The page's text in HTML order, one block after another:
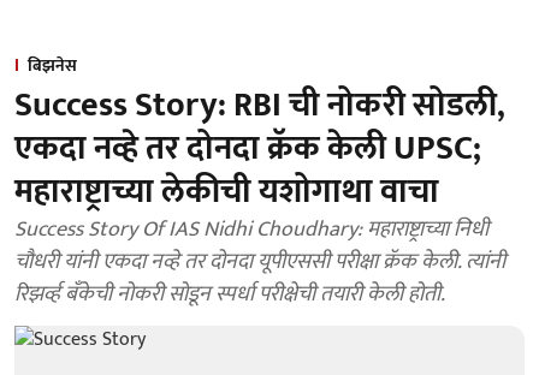
बिझनेस
Success Story: RBI ची नोकरी सोडली,
एकदा नव्हे तर दोनदा क्रॅक केली UPSC;
महाराष्ट्राच्या लेकीची यशोगाथा वाचा
Success Story Of IAS Nidhi Choudhary: महाराष्ट्राच्या निधी
चौधरी यांनी एकदा नव्हे तर दोनदा यूपीएससी परीक्षा क्रॅक केली. त्यांनी
रिझर्व्ह बँकेची नोकरी सोडून स्पर्धा परीक्षेची तयारी केली होती.